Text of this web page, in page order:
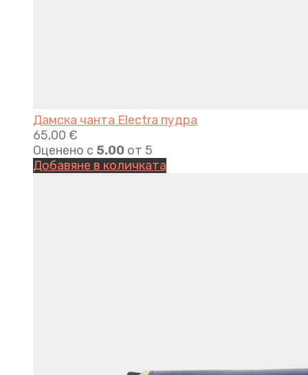
Дамска чанта Electra пудра
65,00 €
Оценено с 5.00 от 5
Добавяне в количката